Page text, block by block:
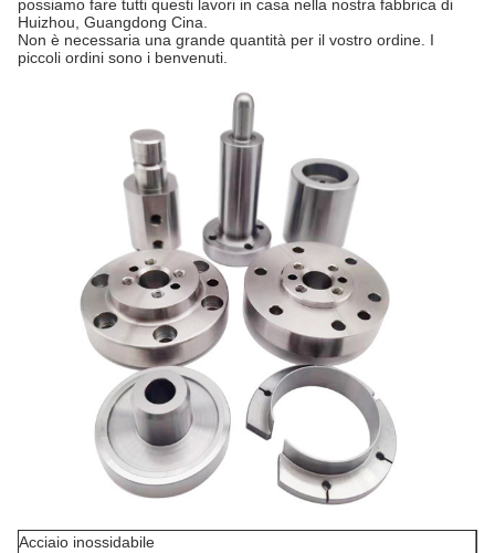
possiamo fare tutti questi lavori in casa nella nostra fabbrica di
Huizhou, Guangdong Cina.
Non è necessaria una grande quantità per il vostro ordine. I
piccoli ordini sono i benvenuti.
Acciaio inossidabile